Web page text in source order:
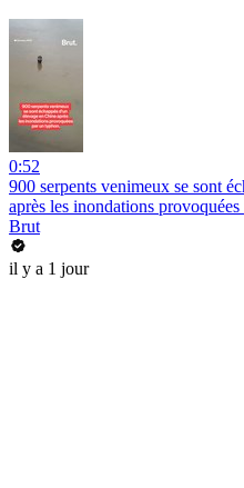
0:52
900 serpents venimeux se sont
après les inondations
Brut
il y a 1 jour